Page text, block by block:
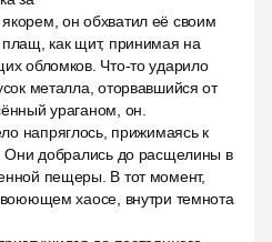
он обхватил её своим
как щит, принимая на
обломков. Что-то ударило
металла, оторвавшийся от
ураганом, он.
напряглось, прижимаясь к
Они добрались до расщелины в
пещеры. В тот момент,
воюющем хаосе, внутри темнота